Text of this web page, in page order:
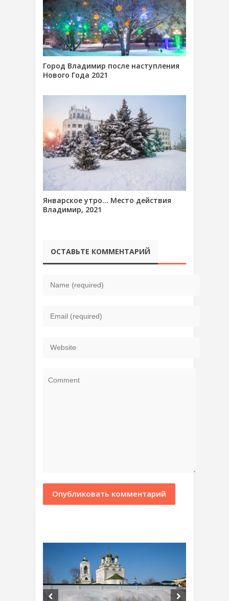
Город Владимир после наступления
Нового Года 2021
Январское утро… Место действия
Владимир, 2021
ОСТАВЬТЕ КОММЕНТАРИЙ